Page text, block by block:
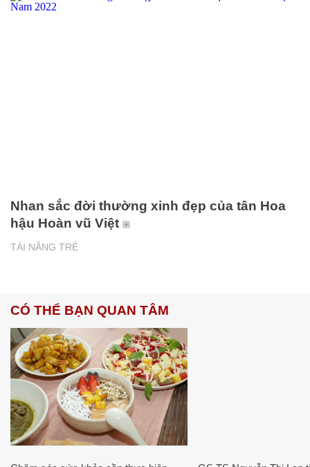
TÀI NĂNG TRẺ
Nhan sắc đời thường xinh đẹp của tân Hoa
hậu Hoàn vũ Việt
CÓ THỂ BẠN QUAN TÂM